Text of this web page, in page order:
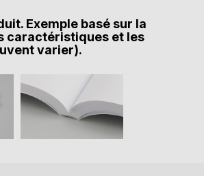
Exemple basé sur la
caractéristiques et les
varier).